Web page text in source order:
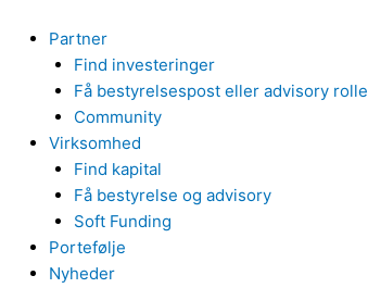
indholdet
Partner
Find investeringer
Få bestyrelsespost eller advisory rolle
Community
Virksomhed
Find kapital
Få bestyrelse og advisory
Soft Funding
Portefølje
Nyheder